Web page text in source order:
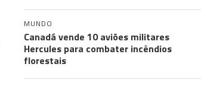
MUNDO
Canadá vende 10 aviões militares
Hercules para combater incêndios
florestais